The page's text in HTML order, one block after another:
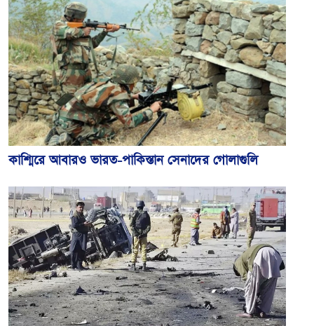
কাশ্মিরে আবারও ভারত-পাকিস্তান সেনাদের গোলাগুলি